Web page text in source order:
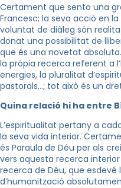
Certament que sento una
Francesc; la seva acció en la
voluntat de diàleg són
donat una possibilitat de
que és una novetat
la pròpia recerca referent a
energies, la pluralitat
pastorals…; tot això és un
Quina relació hi ha entre
L’espiritualitat pertany a
la seva vida interior.
és Paraula de Déu per als
vers aquesta recerca
recerca de Déu, que esdevé
d’humanització